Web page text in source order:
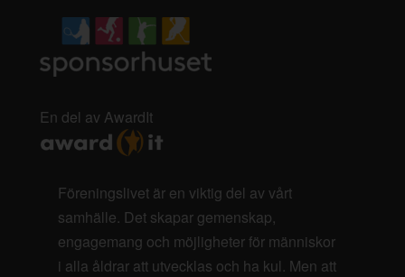
En del av AwardIt
Föreningslivet är en viktig del av vårt
samhälle. Det skapar gemenskap,
engagemang och möjligheter för människor
i alla åldrar att utvecklas och ha kul. Men att